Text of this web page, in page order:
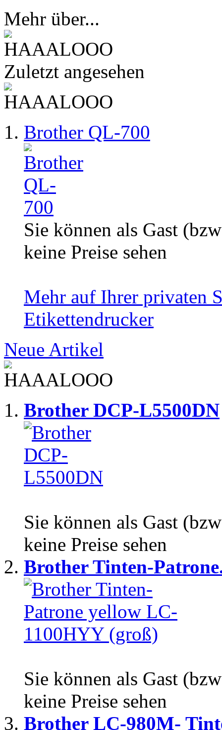
Mehr über...
Zuletzt angesehen
Brother QL-700
Sie können als Gast
keine Preise sehen
Mehr auf Ihrer privaten
Etikettendrucker
Neue Artikel
Brother DCP-L5500DN
Sie können als Gast
keine Preise sehen
Brother Tinten-
Sie können als Gast
keine Preise sehen
Brother LC-980M-